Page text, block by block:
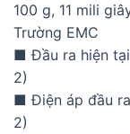
100 g, 11 mili
Trường EMC
■ Đầu ra hiện
2)
■ Điện áp đầu
2)